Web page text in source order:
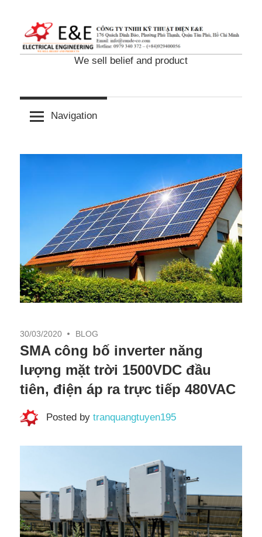
content
We sell belief and product
Navigation
30/03/2020 BLOG
SMA công bố inverter năng
lượng mặt trời 1500VDC đầu
tiên, điện áp ra trực tiếp 480VAC
Posted by tranquangtuyen195